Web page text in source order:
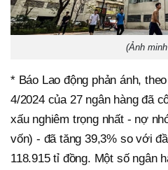
(Ảnh
* Báo Lao động phản ánh,
4/2024 của 27 ngân hàng đã
xấu nghiêm trọng nhất - nợ
vốn) - đã tăng 39,3% so với
118.915 tỉ đồng. Một số ngân